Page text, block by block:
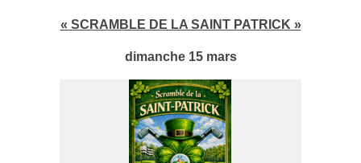
« SCRAMBLE DE LA SAINT PATRICK »
dimanche 15 mars